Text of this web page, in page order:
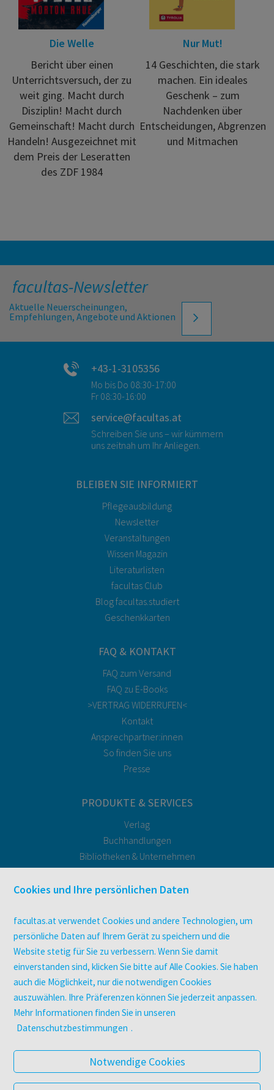
Die Welle
Bericht über einen
Unterrichtsversuch, der zu
weit ging. Macht durch
Disziplin! Macht durch
Gemeinschaft! Macht durch
Handeln! Ausgezeichnet mit
dem Preis der Leseratten
des ZDF 1984
Nur Mut!
14 Geschichten, die stark
machen. Ein ideales
Geschenk – zum
Nachdenken über
Entscheidungen, Abgrenzen
und Mitmachen
facultas-Newsletter
Aktuelle Neuerscheinungen,
Empfehlungen, Angebote und Aktionen
+43-1-3105356
Mo bis Do 08:30-17:00
Fr 08:30-16:00
service@facultas.at
Schreiben Sie uns – wir kümmern
uns zeitnah um Ihr Anliegen.
BLEIBEN SIE INFORMIERT
Pflegeausbildung
Newsletter
Veranstaltungen
Wissen Magazin
Literaturlisten
facultas Club
Blog facultas.studiert
Geschenkkarten
FAQ & KONTAKT
FAQ zum Versand
FAQ zu E-Books
>VERTRAG WIDERRUFEN<
Kontakt
Ansprechpartner:innen
So finden Sie uns
Presse
PRODUKTE & SERVICES
Verlag
Buchhandlungen
Bibliotheken & Unternehmen
facultas Bindeservice
Druckerei facultas druckt.
Zeitschriften
Digitale Angebote
UNTERNEHMEN
Über facultas
facultas Kooperationen
Datenschutz & Cookies
AGB
Barrierefreiheit
Cookies und Ihre persönlichen Daten
facultas.at verwendet Cookies und andere Technologien, um
persönliche Daten auf Ihrem Gerät zu speichern und die
Website stetig für Sie zu verbessern. Wenn Sie damit
einverstanden sind, klicken Sie bitte auf Alle Cookies. Sie haben
auch die Möglichkeit, nur die notwendigen Cookies
auszuwählen. Ihre Präferenzen können Sie jederzeit anpassen.
Mehr Informationen finden Sie in unseren
Datenschutzbestimmungen .
Notwendige Cookies